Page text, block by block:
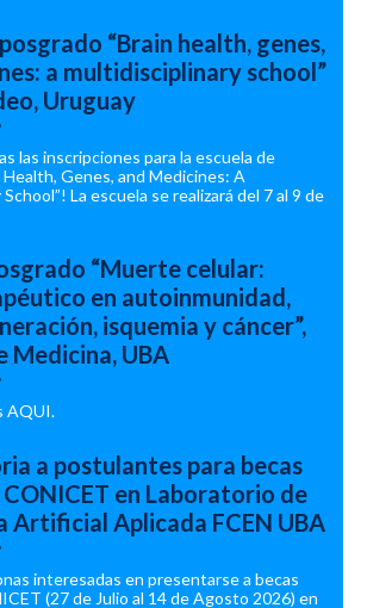
“Brain health, genes,
a multidisciplinary school”
Uruguay
las inscripciones para la escuela de
Genes, and Medicines: A
La escuela se realizará del 7 al 9 de
“Muerte celular:
en autoinmunidad,
isquemia y cáncer”,
Medicina, UBA
AQUI.
a postulantes para becas
en Laboratorio de
Artificial Aplicada FCEN UBA
interesadas en presentarse a becas
(27 de Julio al 14 de Agosto 2026) en